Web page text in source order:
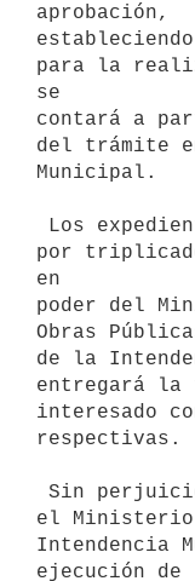
aprobación,
para la
se
contará a
del trámite
Municipal.
por
en
poder del
Obras
de la
entregará la
interesado
respectivas.
el
Intendencia
ejecución de